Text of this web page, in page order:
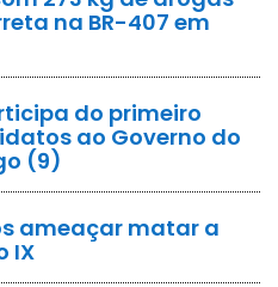
na BR-407 em
do primeiro
ao Governo do
(9)
ameaçar matar a
IX